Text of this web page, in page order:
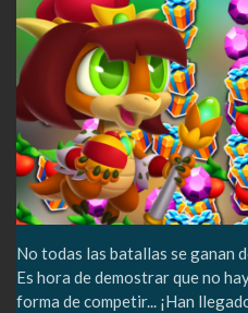
No todas las batallas se ganan
Es hora de demostrar que no
forma de competir... ¡Han